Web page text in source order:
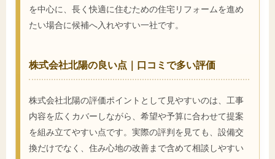
を中心に、長く快適に住むための住宅リフォームを進め
たい場合に候補へ入れやすい一社です。
株式会社北陽の良い点｜口コミで多い評価
株式会社北陽の評価ポイントとして見やすいのは、工事
内容を広くカバーしながら、希望や予算に合わせて提案
を組み立てやすい点です。実際の評判を見ても、設備交
換だけでなく、住み心地の改善まで含めて相談しやすい